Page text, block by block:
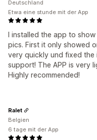
I installed the app to
pics. First it only showed
very quickly und fixed the
support! The APP is very
Highly recommended!
Deutschland
Etwa eine stunde mit der App
Ralet
Belgien
6 tage mit der App